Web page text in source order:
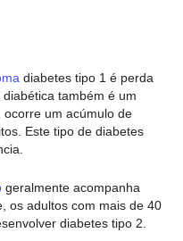
diabetes tipo 1 é perda
também é um
um acúmulo de
Este tipo de diabetes
geralmente acompanha
os adultos com mais de 40
diabetes tipo 2.